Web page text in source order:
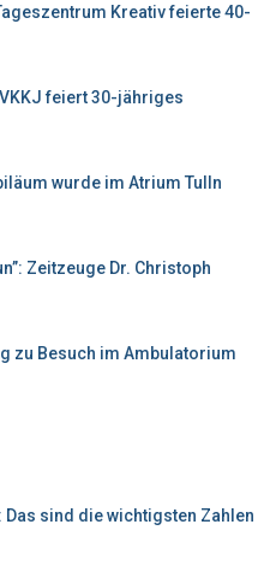
Kreativ feierte 40-
feiert 30-jähriges
wurde im Atrium Tulln
Zeitzeuge Dr. Christoph
zu Besuch im Ambulatorium
sind die wichtigsten Zahlen